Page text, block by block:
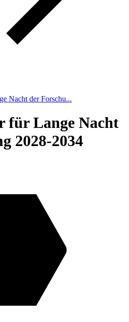
Nacht der Forschu...
für Lange Nacht
2028-2034